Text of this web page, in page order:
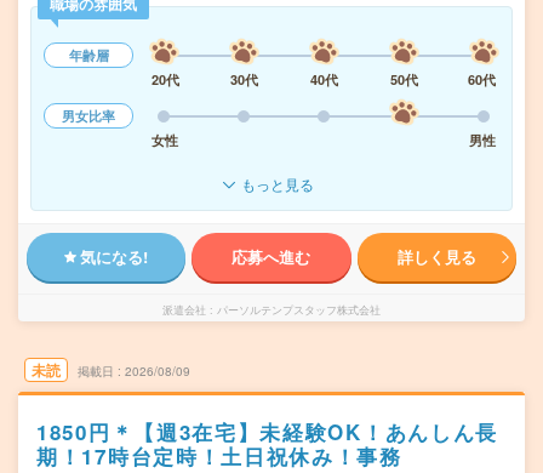
年齢層
20代
30代 40代 50代
60代
男女比率
女性
男性
もっと見る
気になる! 応募へ進む 詳しく見る
派遣会社 パーソルテンプスタッフ株式会社
未読 掲載日 2026/08/09
1850円＊【週3在宅】未経験OK！あんしん長
期！17時台定時！土日祝休み！事務